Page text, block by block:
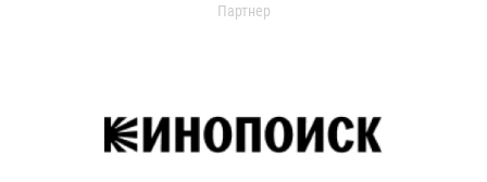
Партнер